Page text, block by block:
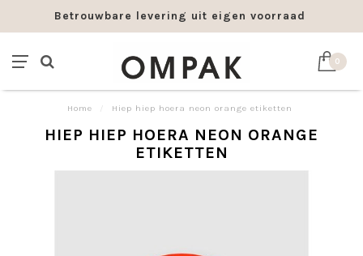
Betrouwbare levering uit eigen voorraad
0
Home Hiep hiep hoera neon orange etiketten
HIEP HIEP HOERA NEON ORANGE
ETIKETTEN